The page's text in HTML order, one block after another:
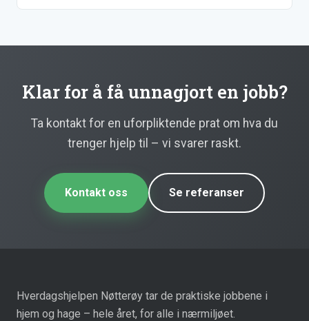
Klar for å få unnagjort en jobb?
Ta kontakt for en uforpliktende prat om hva du
trenger hjelp til – vi svarer raskt.
Kontakt oss Se referanser
Hverdagshjelpen Nøtterøy tar de praktiske jobbene i
hjem og hage – hele året, for alle i nærmiljøet.